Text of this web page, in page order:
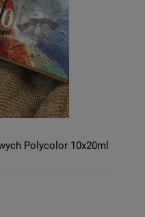
Polycolor 10x20ml